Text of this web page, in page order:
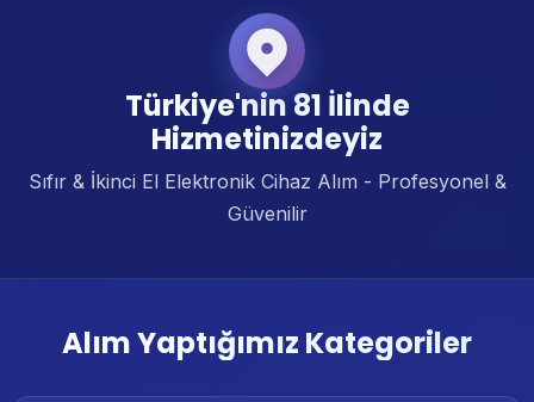
Türkiye'nin 81 İlinde
Hizmetinizdeyiz
Sıfır & İkinci El Elektronik Cihaz Alım - Profesyonel &
Güvenilir
Alım Yaptığımız Kategoriler